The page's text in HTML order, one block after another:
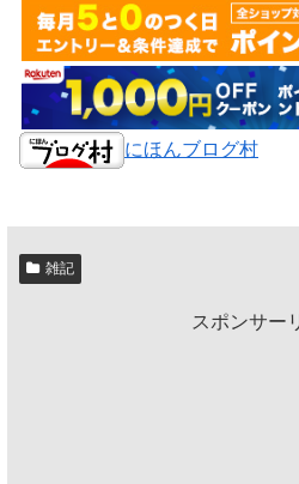
にほんブログ村
雑記
スポンサー